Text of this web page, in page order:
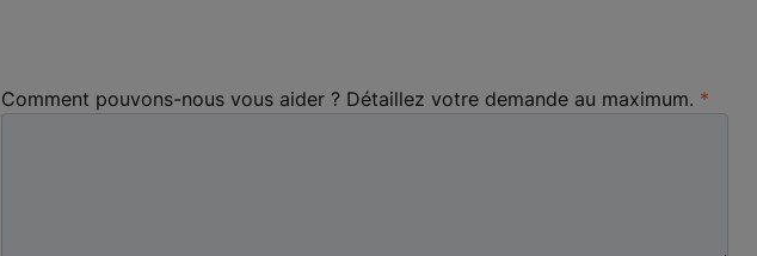
Comment pouvons-nous vous aider ? Détaillez votre demande au maximum.